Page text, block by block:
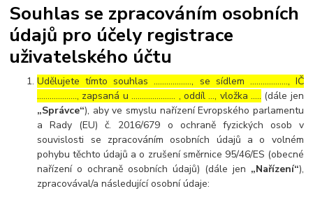
Souhlas se zpracováním osobních
údajů pro účely registrace
uživatelského účtu
Udělujete tímto souhlas ……………..., se sídlem ………………, IČ
………………., zapsaná u ………………… , oddíl …, vložka ….. (dále jen
„Správce“), aby ve smyslu nařízení Evropského parlamentu
a Rady (EU) č. 2016/679 o ochraně fyzických osob v
souvislosti se zpracováním osobních údajů a o volném
pohybu těchto údajů a o zrušení směrnice 95/46/ES (obecné
nařízení o ochraně osobních údajů) (dále jen „Nařízení“),
zpracovával/a následující osobní údaje: